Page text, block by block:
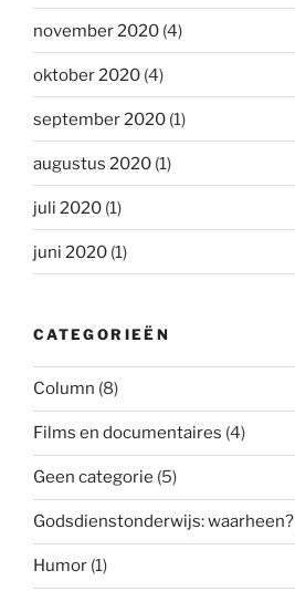
november 2020 (4)
oktober 2020 (4)
september 2020 (1)
augustus 2020 (1)
juli 2020 (1)
juni 2020 (1)
CATEGORIEËN
Column (8)
Films en documentaires (4)
Geen categorie (5)
Godsdienstonderwijs: waarheen?
Humor (1)